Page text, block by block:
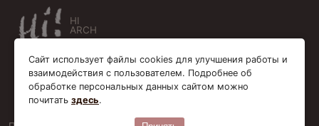
HI
ARCH
Сайт использует файлы cookies для улучшения работы и
взаимодействия с пользователем. Подробнее об
обработке персональных данных сайтом можно
почитать здесь.